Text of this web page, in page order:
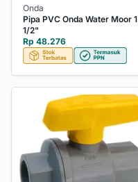
Onda
Pipa PVC Onda Water Moor 1
1/2"
Rp 48.276